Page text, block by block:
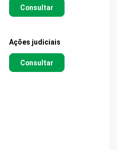
Consultar
Ações judiciais
Consultar